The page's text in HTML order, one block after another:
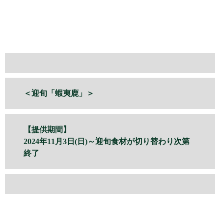
＜迎旬「蝦夷鹿」＞
【提供期間】
2024年11月3日(日)～迎旬食材が切り替わり次第
終了